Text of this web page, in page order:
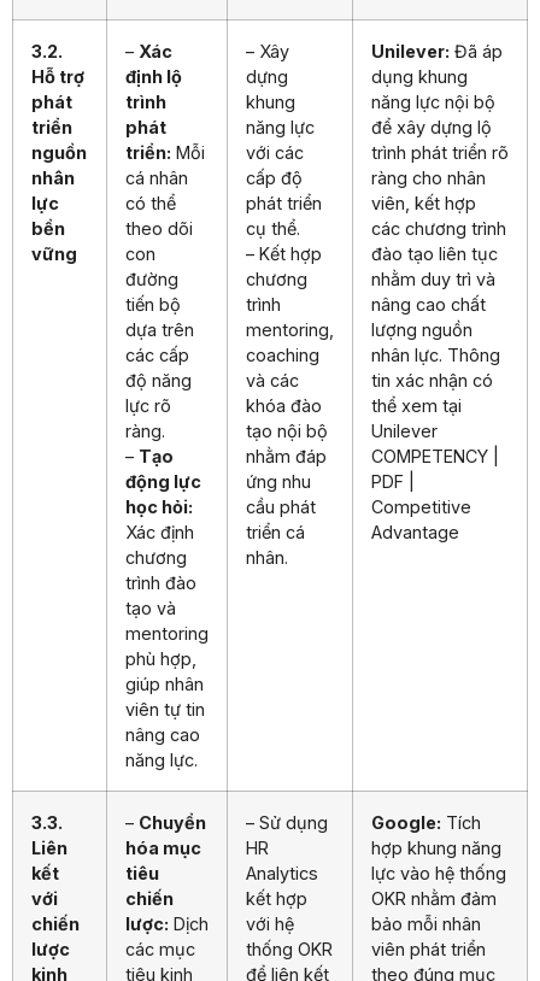
3.2.
Hỗ trợ
phát
triển
nguồn
nhân
lực
bền
vững
– Xác
định lộ
trình
phát
triển: Mỗi
cá nhân
có thể
theo dõi
con
đường
tiến bộ
dựa trên
các cấp
độ năng
lực rõ
ràng.
– Tạo
động lực
học hỏi:
Xác định
chương
trình đào
tạo và
mentoring
phù hợp,
giúp nhân
viên tự tin
nâng cao
năng lực.
– Xây
dựng
khung
năng lực
với các
cấp độ
phát triển
cụ thể.
– Kết hợp
chương
trình
mentoring,
coaching
và các
khóa đào
tạo nội bộ
nhằm đáp
ứng nhu
cầu phát
triển cá
nhân.
Unilever: Đã áp
dụng khung
năng lực nội bộ
để xây dựng lộ
trình phát triển rõ
ràng cho nhân
viên, kết hợp
các chương trình
đào tạo liên tục
nhằm duy trì và
nâng cao chất
lượng nguồn
nhân lực. Thông
tin xác nhận có
thể xem tại
Unilever
COMPETENCY |
PDF |
Competitive
Advantage
3.3.
Liên
kết
với
chiến
lược
kinh
– Chuyển
hóa mục
tiêu
chiến
lược: Dịch
các mục
tiêu kinh
– Sử dụng
HR
Analytics
kết hợp
với hệ
thống OKR
để liên kết
Google: Tích
hợp khung năng
lực vào hệ thống
OKR nhằm đảm
bảo mỗi nhân
viên phát triển
theo đúng mục